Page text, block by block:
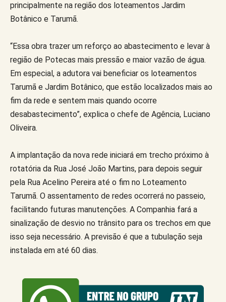
principalmente na região dos loteamentos Jardim
Botânico e Tarumã.
“Essa obra trazer um reforço ao abastecimento e levar à
região de Potecas mais pressão e maior vazão de água.
Em especial, a adutora vai beneficiar os loteamentos
Tarumã e Jardim Botânico, que estão localizados mais ao
fim da rede e sentem mais quando ocorre
desabastecimento”, explica o chefe de Agência, Luciano
Oliveira.
A implantação da nova rede iniciará em trecho próximo à
rotatória da Rua José João Martins, para depois seguir
pela Rua Acelino Pereira até o fim no Loteamento
Tarumã. O assentamento de redes ocorrerá no passeio,
facilitando futuras manutenções. A Companhia fará a
sinalização de desvio no trânsito para os trechos em que
isso seja necessário. A previsão é que a tubulação seja
instalada em até 60 dias.